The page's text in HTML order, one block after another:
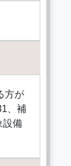
方が
、補
設備